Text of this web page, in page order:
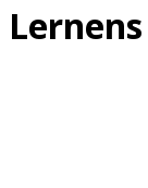
Lernens